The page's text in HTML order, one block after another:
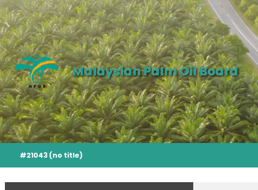
Malaysian Palm Oil Board
#21043 (no title)